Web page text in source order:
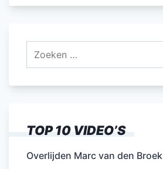
Zoeken
TOP 10 VIDEO’S
Overlijden Marc van den Broek